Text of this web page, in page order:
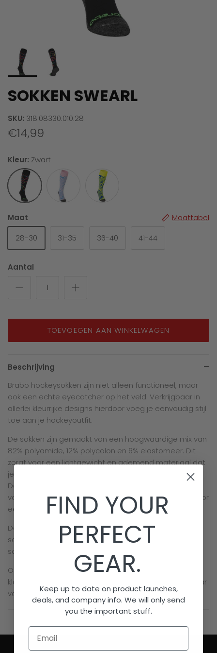
SOKKEN SWEARL
SKU: 318.08330.010.28
€14,99
Kleur: Zwart
Maat
Maattabel
28-30 31-35 36-40 41-44
Aantal
TOEVOEGEN AAN WINKELWAGEN
Beschrijving
Brabo hockeysokken zijn niet alleen functioneel, maar
ook een echte eyecatcher op het veld. Verkrijgbaar in
allerlei kleurrijke designs hierdoor voeg je eenvoudig stijl
toe aan je hockeyoutfit.
De sokken zijn gemaakt van een hoogwaardige mix van
82% polyamide, 12% polycolon en 6% elastomeer. Dit
zorgt voor een lichtgewicht en ademend materiaal dat
je voeten fris houdt, ook tijdens intensieve trainingen.
Dankzij de vochtregulerende eigenschappen blijven je
voeten droog, terwijl het elastische materiaal zorgt voor
een comfortabele pasvorm.
De bovenkant van de sok is omvouwbaar, zodat je je
scheenbeschermers stevig op hun plek houdt en je
sokken altijd perfect aansluiten.
Of je nu kiest voor een opvallend design of een
klassieke kleur: met de Brabo hockeysokken ben je klaar
voor elke training.
FIND YOUR
PERFECT
GEAR.
Keep up to date on product launches,
deals, and company info. We will only send
you the important stuff.
Email